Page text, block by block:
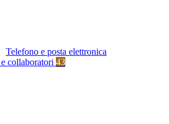
Telefono e posta elettronica
collaboratori 43